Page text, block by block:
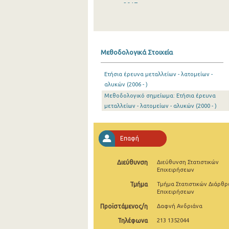
2017
2013
2012
2007
2006
2005
Μεθοδολογικά Στοιχεία
Ετήσια έρευνα μεταλλείων - λατομείων -
αλυκών (2006 - )
Μεθοδολογικό σημείωμα: Ετήσια έρευνα
μεταλλείων - λατομείων - αλυκών (2000 - )
Επαφή
Διεύθυνση
Διεύθυνση Στατιστικών
Επιχειρήσεων
Τμήμα
Τμήμα Στατιστικών
Επιχειρήσεων
Προϊστάμενος/η Δαφνή Ανδριάνα
Τηλέφωνα 213 1352044